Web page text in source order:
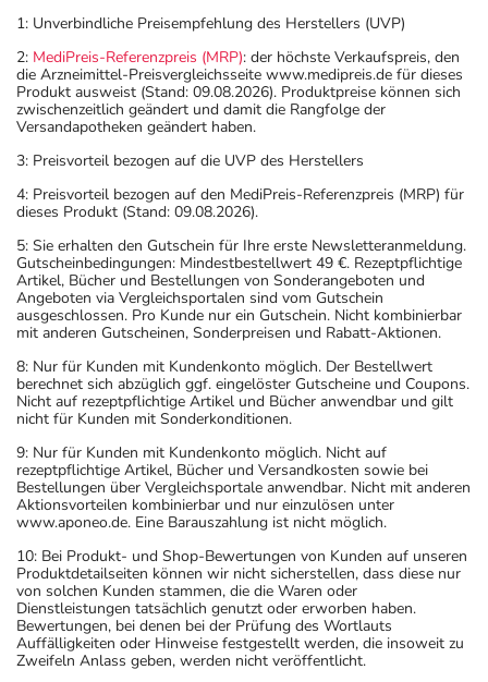
1: Unverbindliche Preisempfehlung des Herstellers (UVP)
2: MediPreis-Referenzpreis (MRP): der höchste Verkaufspreis, den
die Arzneimittel-Preisvergleichsseite www.medipreis.de für dieses
Produkt ausweist (Stand: 09.08.2026). Produktpreise können sich
zwischenzeitlich geändert und damit die Rangfolge der
Versandapotheken geändert haben.
3: Preisvorteil bezogen auf die UVP des Herstellers
4: Preisvorteil bezogen auf den MediPreis-Referenzpreis (MRP) für
dieses Produkt (Stand: 09.08.2026).
5: Sie erhalten den Gutschein für Ihre erste Newsletteranmeldung.
Gutscheinbedingungen: Mindestbestellwert 49 €. Rezeptpflichtige
Artikel, Bücher und Bestellungen von Sonderangeboten und
Angeboten via Vergleichsportalen sind vom Gutschein
ausgeschlossen. Pro Kunde nur ein Gutschein. Nicht kombinierbar
mit anderen Gutscheinen, Sonderpreisen und Rabatt-Aktionen.
8: Nur für Kunden mit Kundenkonto möglich. Der Bestellwert
berechnet sich abzüglich ggf. eingelöster Gutscheine und Coupons.
Nicht auf rezeptpflichtige Artikel und Bücher anwendbar und gilt
nicht für Kunden mit Sonderkonditionen.
9: Nur für Kunden mit Kundenkonto möglich. Nicht auf
rezeptpflichtige Artikel, Bücher und Versandkosten sowie bei
Bestellungen über Vergleichsportale anwendbar. Nicht mit anderen
Aktionsvorteilen kombinierbar und nur einzulösen unter
www.aponeo.de. Eine Barauszahlung ist nicht möglich.
10: Bei Produkt- und Shop-Bewertungen von Kunden auf unseren
Produktdetailseiten können wir nicht sicherstellen, dass diese nur
von solchen Kunden stammen, die die Waren oder
Dienstleistungen tatsächlich genutzt oder erworben haben.
Bewertungen, bei denen bei der Prüfung des Wortlauts
Auffälligkeiten oder Hinweise festgestellt werden, die insoweit zu
Zweifeln Anlass geben, werden nicht veröffentlicht.